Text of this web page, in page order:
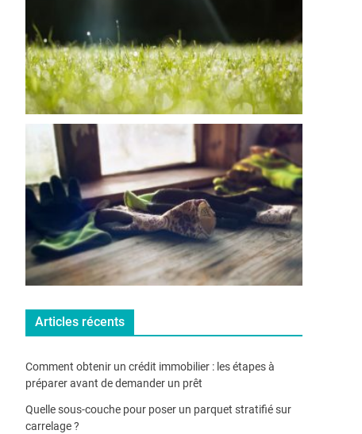
Articles récents
Comment obtenir un crédit immobilier : les étapes à
préparer avant de demander un prêt
Quelle sous-couche pour poser un parquet stratifié sur
carrelage ?